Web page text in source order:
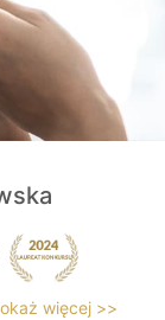
więcej >>